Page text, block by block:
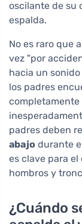
oscilante de su
espalda.
No es raro que
vez "por
hacia un
los padres
padres deben
abajo durante
es clave para
hombros y
¿Cuándo